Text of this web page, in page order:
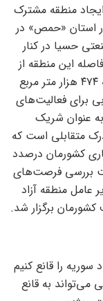
منطقه مشترک
استان «حمص» در
حسیا در کنار
این منطقه از
شهر دمشق ۱۲۰ کیلومتر و مساحت این منطقه ۴۷۴ هزار متر مربع
برای فعالیت‌های
عنوان شریک
متقابلی است که
کشورمان درصدد
بررسی فرصت‌های
عامل منطقه آزاد
برگزار شد.
سوریه را قانع کنیم
به قانع